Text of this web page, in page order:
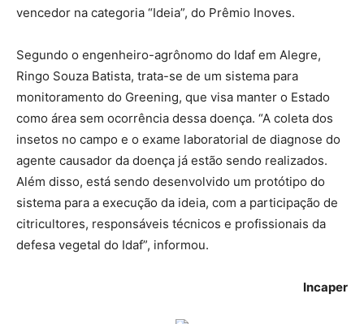
vencedor na categoria “Ideia”, do Prêmio Inoves.
Segundo o engenheiro-agrônomo do Idaf em Alegre,
Ringo Souza Batista, trata-se de um sistema para
monitoramento do Greening, que visa manter o Estado
como área sem ocorrência dessa doença. “A coleta dos
insetos no campo e o exame laboratorial de diagnose do
agente causador da doença já estão sendo realizados.
Além disso, está sendo desenvolvido um protótipo do
sistema para a execução da ideia, com a participação de
citricultores, responsáveis técnicos e profissionais da
defesa vegetal do Idaf”, informou.
Incaper